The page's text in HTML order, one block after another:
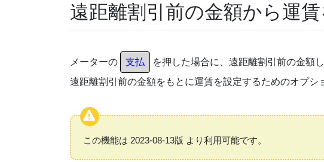
遠距離割引前の金額から運
メーターの 支払
を押した場合に、遠距離割引前の金額
遠距離割引前の金額をもとに運賃を設定するためのオプシ
この機能は 2023-08-13版 より利用可能です。